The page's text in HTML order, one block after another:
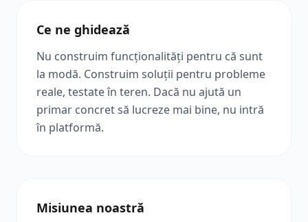
Ce ne ghidează
Nu construim funcționalități pentru că sunt
la modă. Construim soluții pentru probleme
reale, testate în teren. Dacă nu ajută un
primar concret să lucreze mai bine, nu intră
în platformă.
Misiunea noastră